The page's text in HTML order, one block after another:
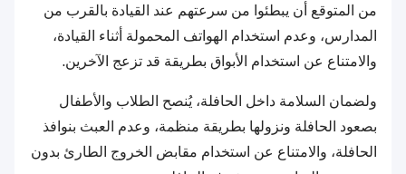
من المتوقع أن يبطئوا من سرعتهم عند القيادة بالقرب من
المدارس، وعدم استخدام الهواتف المحمولة أثناء القيادة،
والامتناع عن استخدام الأبواق بطريقة قد تزعج الآخرين.
ولضمان السلامة داخل الحافلة، يُنصح الطلاب والأطفال
بصعود الحافلة ونزولها بطريقة منظمة، وعدم العبث بنوافذ
الحافلة، والامتناع عن استخدام مقابض الخروج الطارئ بدون